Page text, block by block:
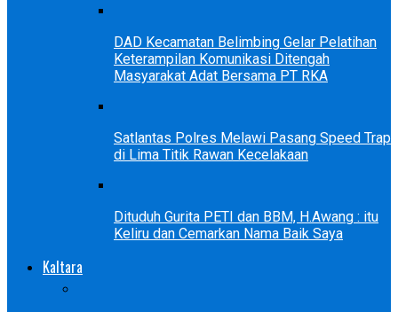
DAD Kecamatan Belimbing Gelar Pelatihan
Keterampilan Komunikasi Ditengah
Masyarakat Adat Bersama PT RKA
Satlantas Polres Melawi Pasang Speed Trap
di Lima Titik Rawan Kecelakaan
Dituduh Gurita PETI dan BBM, H.Awang : itu
Keliru dan Cemarkan Nama Baik Saya
Kaltara